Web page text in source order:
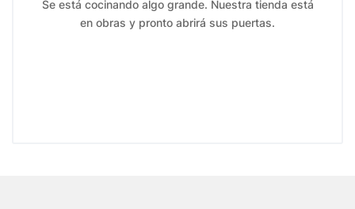
Se está cocinando algo grande. Nuestra tienda está
en obras y pronto abrirá sus puertas.